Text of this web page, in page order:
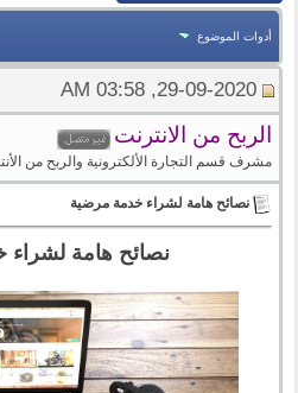
أدوات الموضوع
29-09-2020, 03:58 AM
الربح من الانترنت
مشرف قسم التجارة الألكترونية والربح من
نصائح هامة لشراء خدمة مرضية
نصائح هامة